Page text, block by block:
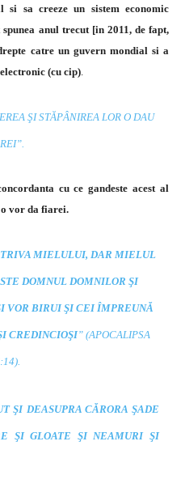
sa creeze un sistem economic
spunea anul trecut [in 2011, de fapt,
catre un guvern mondial si a
(cu cip).
ŞI STĂPÂNIREA LOR O DAU
cu ce gandeste acest al
vor da fiarei.
MIELULUI, DAR MIELUL
DOMNUL DOMNILOR ŞI
VOR BIRUI ŞI CEI ÎMPREUNĂ
CREDINCIOŞI” (APOCALIPSA
ŞI DEASUPRA CĂRORA ŞADE
ŞI GLOATE ŞI NEAMURI ŞI